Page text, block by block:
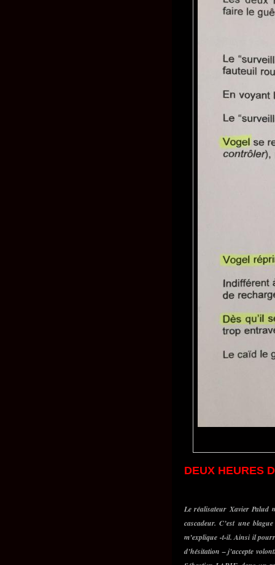
DEUX HEURES
Le réalisateur Xavier Palud
cascadeur. C’est une
m’explique -t-il. Ainsi il
d’hésitation – j’accepte